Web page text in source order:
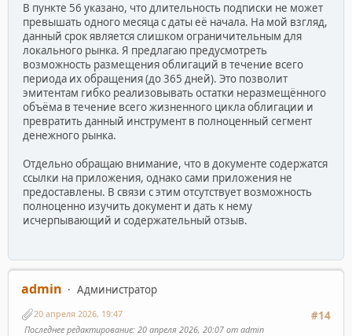
В пункте 56 указано, что длительность подписки не может
превышать одного месяца с даты её начала. На мой взгляд,
данный срок является слишком ограничительным для
локального рынка. Я предлагаю предусмотреть
возможность размещения облигаций в течение всего
периода их обращения (до 365 дней). Это позволит
эмитентам гибко реализовывать остатки неразмещённого
объёма в течение всего жизненного цикла облигации и
превратить данный инструмент в полноценный сегмент
денежного рынка.
Отдельно обращаю внимание, что в документе содержатся
ссылки на приложения, однако сами приложения не
предоставлены. В связи с этим отсутствует возможность
полноценно изучить документ и дать к нему
исчерпывающий и содержательный отзыв.
admin
Администратор
#14
20 апреля 2026, 19:47
Последнее редактирование: 20 апреля 2026, 20:07 от admin